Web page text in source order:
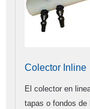
Colector Inline
El colector en
tapas o fondos